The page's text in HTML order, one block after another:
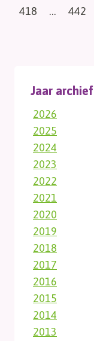
pagina
418 … 442
Jaar archief
2026
2025
2024
2023
2022
2021
2020
2019
2018
2017
2016
2015
2014
2013